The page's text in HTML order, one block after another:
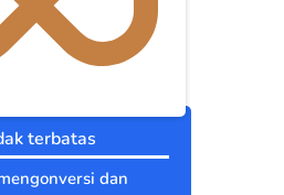
terbatas
dan